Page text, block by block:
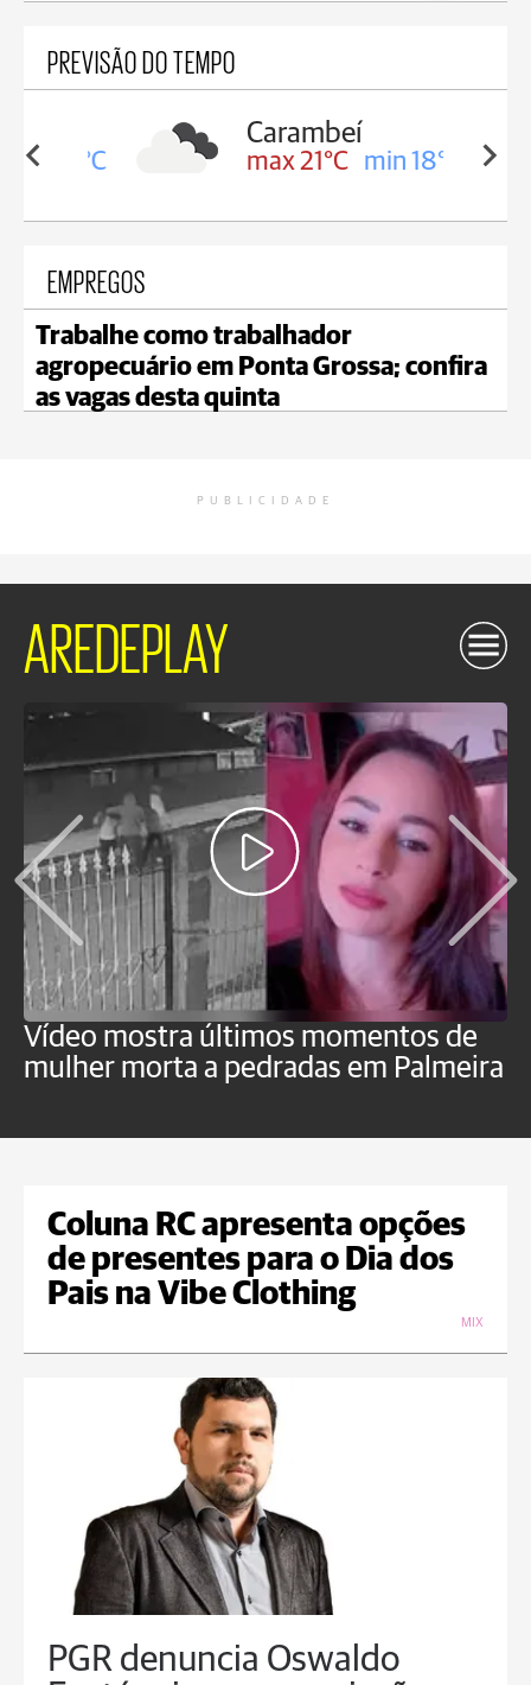
PREVISÃO DO TEMPO
19°C
Carambeí
max 21°C min 18°C
EMPREGOS
Trabalhe como trabalhador
agropecuário em Ponta Grossa; confira
as vagas desta quinta
PUBLICIDADE
AREDEPLAY
Vídeo mostra últimos momentos de
mulher morta a pedradas em Palmeira
Coluna RC apresenta opções
de presentes para o Dia dos
Pais na Vibe Clothing
MIX
PGR denuncia Oswaldo